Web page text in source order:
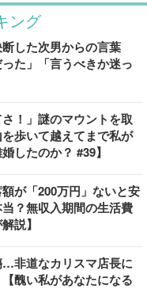
ング
した次男からの言葉
た」「言うべきか迷っ
！」謎のマウントを取
歩いて越えてまで私が
したのか？ #39】
が「200万円」ないと安
？無収入期間の生活費
説】
非道なカリスマ店長に
醜い私があなたになる